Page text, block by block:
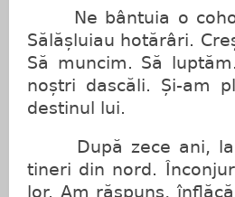
Ne bântuia o
Sălășluiau hotărâri.
Să muncim. Să
noștri dascăli. Și-am
destinul lui.
După zece ani, la
tineri din nord.
lor. Am răspuns,